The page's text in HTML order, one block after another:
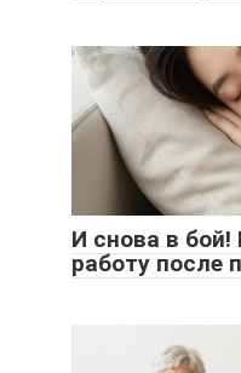
И снова в бой!
работу после